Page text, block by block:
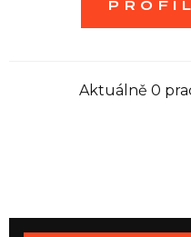
Aktuálně 0